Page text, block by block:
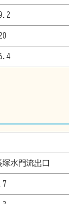
塚水門流出口